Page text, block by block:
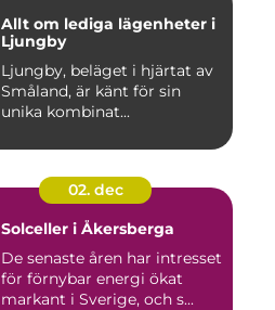
Allt om lediga lägenheter i
Ljungby
Ljungby, beläget i hjärtat av
Småland, är känt för sin
unika kombinat...
02. dec
Solceller i Åkersberga
De senaste åren har intresset
för förnybar energi ökat
markant i Sverige, och s...